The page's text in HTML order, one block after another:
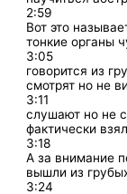
2:59
Вот это
тонкие органы
3:05
говорится из
смотрят но не
3:11
слушают но не
фактически
3:18
А за внимание
вышли из
3:24